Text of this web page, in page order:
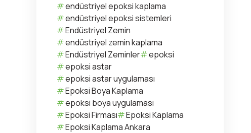
endüstriyel epoksi kaplama
endüstriyel epoksi sistemleri
Endüstriyel Zemin
endüstriyel zemin kaplama
Endüstriyel Zeminler
epoksi
epoksi astar
epoksi astar uygulaması
Epoksi Boya Kaplama
epoksi boya uygulaması
Epoksi Firması
Epoksi Kaplama
Epoksi Kaplama Ankara